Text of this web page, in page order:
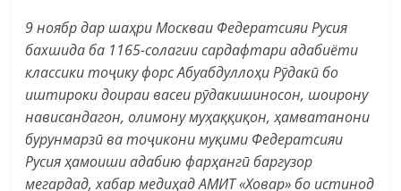
9 ноябр дар шаҳри Москваи Федератсияи Русия
бахшида ба 1165-солагии сардафтари адабиёти
классики тоҷику форс Абуабдуллоҳи Рӯдакӣ бо
иштироки доираи васеи рӯдакишиносон, шоирону
нависандагон, олимону муҳаққиқон, ҳамватанони
бурунмарзӣ ва тоҷикони муқими Федератсияи
Русия ҳамоиши адабию фарҳангӣ баргузор
мегардад, хабар медиҳад АМИТ «Ховар» бо истинод